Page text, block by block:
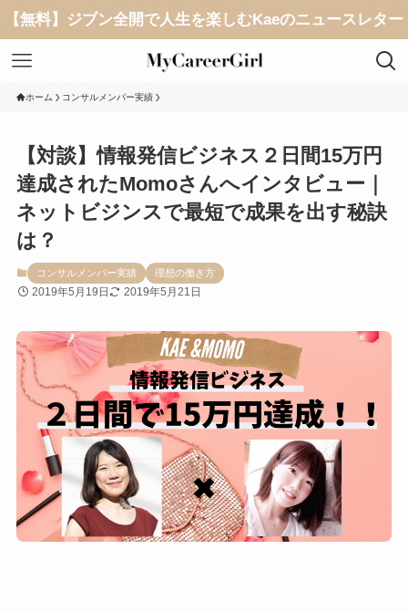
【無料】ジブン全開で人生を楽しむKaeのニュースレター
ホーム コンサルメンバー実績
【対談】情報発信ビジネス２日間15万円
達成されたMomoさんへインタビュー｜
ネットビジンスで最短で成果を出す秘訣
は？
コンサルメンバー実績 理想の働き方
2019年5月19日 2019年5月21日